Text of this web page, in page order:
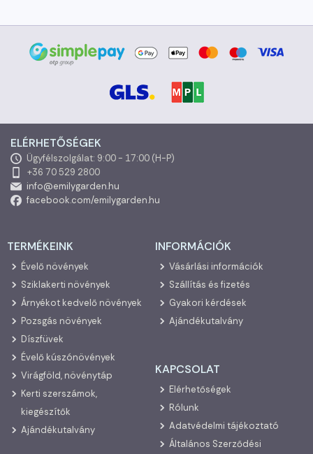
ELÉRHETŐSÉGEK
Ügyfélszolgálat: 9:00 - 17:00 (H-P)
+36 70 529 2800
info@emilygarden.hu
facebook.com/emilygarden.hu
TERMÉKEINK
Évelő növények
Sziklakerti növények
Árnyékot kedvelő növények
Pozsgás növények
Díszfüvek
Évelő kúszónövények
Virágföld, növénytáp
Kerti szerszámok,
kiegészítők
Ajándékutalvány
INFORMÁCIÓK
Vásárlási információk
Szállítás és fizetés
Gyakori kérdések
Ajándékutalvány
KAPCSOLAT
Elérhetőségek
Rólunk
Adatvédelmi tájékoztató
Általános Szerződési